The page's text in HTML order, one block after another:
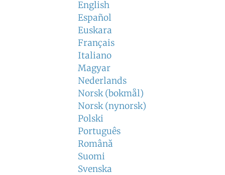
English
Español
Euskara
Français
Italiano
Magyar
Nederlands
Norsk (bokmål)
Norsk (nynorsk)
Polski
Português
Română
Suomi
Svenska